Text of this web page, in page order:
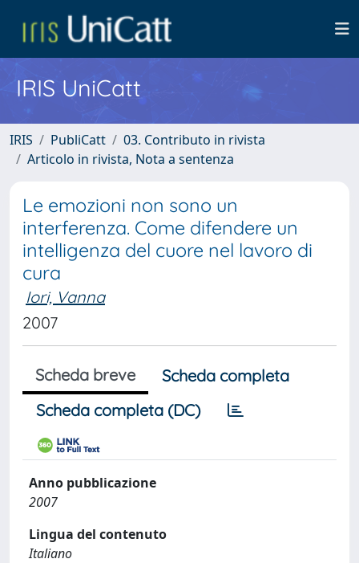
IRIS UniCatt
IRIS PubliCatt
03. Contributo in rivista
Articolo in rivista, Nota a sentenza
Le emozioni non sono un
interferenza. Come difendere un
intelligenza del cuore nel lavoro di
cura
Iori, Vanna
2007
Scheda breve
Scheda completa
Scheda completa (DC)
Anno pubblicazione
2007
Lingua del contenuto
Italiano